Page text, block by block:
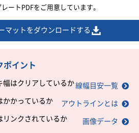
ートPDFをご用意しています。
マットをダウンロードする
ポイント
幅はクリアしているか線幅目安一覧
かかっているか アウトラインとは
リンクされているか 画像データ